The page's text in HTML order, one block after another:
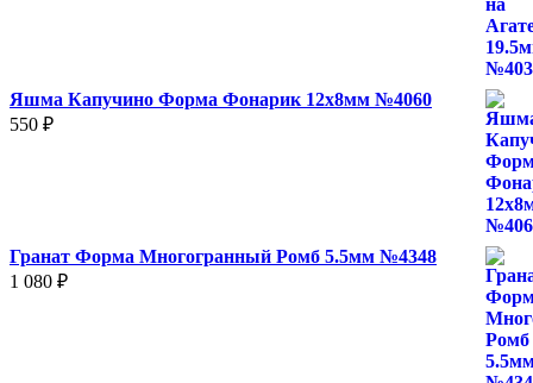
Яшма Капучино Форма Фонарик 12x8мм №4060
550 ₽
Гранат Форма Многогранный Ромб 5.5мм №4348
1 080 ₽